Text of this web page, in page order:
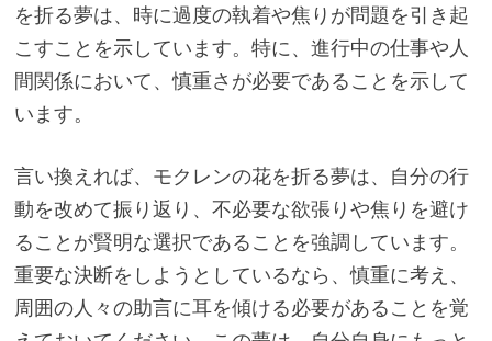
を折る夢は、時に過度の執着や焦りが問題を引き起
こすことを示しています。特に、進行中の仕事や人
間関係において、慎重さが必要であることを示して
います。
言い換えれば、モクレンの花を折る夢は、自分の行
動を改めて振り返り、不必要な欲張りや焦りを避け
ることが賢明な選択であることを強調しています。
重要な決断をしようとしているなら、慎重に考え、
周囲の人々の助言に耳を傾ける必要があることを覚